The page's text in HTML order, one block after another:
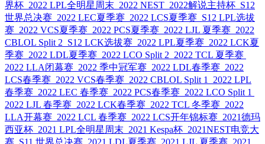
界杯 2022 LPL全明星周末 2022 NEST 2022解说主持杯 S12
世界总决赛 2022 LEC夏季赛 2022 LCS夏季赛 S12 LPL选拔
赛 2022 VCS夏季赛 2022 PCS夏季赛 2022 LJL 夏季赛 2022
CBLOL Split 2 S12 LCK选拔赛 2022 LPL夏季赛 2022 LCK夏
季赛 2022 LDL夏季赛 2022 LCO Split 2 2022 TCL 夏季赛
2022 LLA闭幕赛 2022 季中冠军赛 2022 LDL春季赛 2022
LCS春季赛 2022 VCS春季赛 2022 CBLOL Split 1
2022 LPL
春季赛 2022 LEC 春季赛 2022 PCS春季赛 2022 LCO Split 1
2022 LJL 春季赛 2022 LCK春季赛 2022 TCL 冬季赛 2022
LLA开幕赛 2022 LCL 春季赛 2022 LCS开年锦标赛 2021德玛
西亚杯 2021 LPL全明星周末 2021 Kespa杯 2021NEST电竞大
赛 S11 世界总决赛 2021 LDL夏季赛 2021 LJL 夏季赛 2021